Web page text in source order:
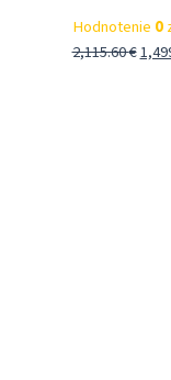
Hodnotenie 0
2,115.60€